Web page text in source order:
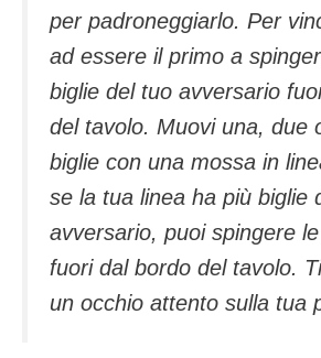
per padroneggiarlo. Per
ad essere il primo a
biglie del tuo avversario
del tavolo. Muovi una, due
biglie con una mossa in
se la tua linea ha più biglie
avversario, puoi spingere
fuori dal bordo del tavolo.
un occhio attento sulla tua